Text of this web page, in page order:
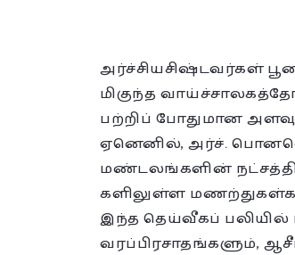
அர்ச்சியசிஷ்டவர்கள்
மிகுந்த
பற்றிப் போதுமான
ஏனெனில், அர்ச்.
மண்டலங்களின்
களிலுள்ள
இந்த தெய்வீகப் பலியில்
வரப்பிரசாதங்களும்,